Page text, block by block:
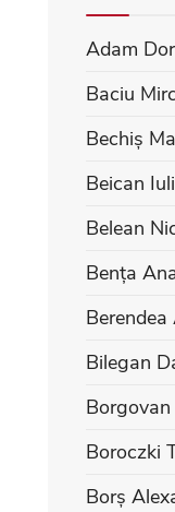
Adam
Baciu
Bechiș
Beican
Belean
Bența
Bilegan
Boroczki
Borș